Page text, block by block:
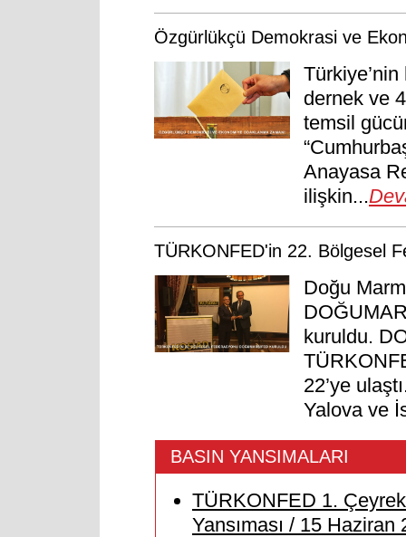
Özgürlükçü Demokrasi ve
dernek ve
temsil
Anayasa
ilişkin...
TÜRKONFED'in 22. Bölgesel
Doğu
kuruldu.
22’ye
Yalova ve
BASIN YANSIMALARI
TÜRKONFED 1.
Yansıması / 15 Haziran